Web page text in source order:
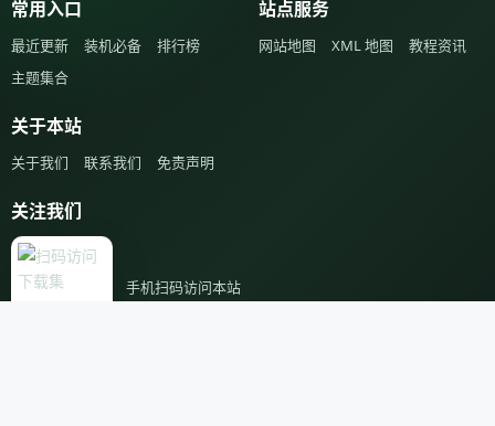
常用入口
最近更新 装机必备
排行榜
主题集合
站点服务
网站地图 XML 地图 教程资讯
关于本站
关于我们 联系我们 免责声明
关注我们
手机扫码访问本站